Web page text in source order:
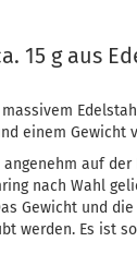
15 g aus
einem Gewicht
auf
nach Wahl
Gewicht und
werden. Es ist